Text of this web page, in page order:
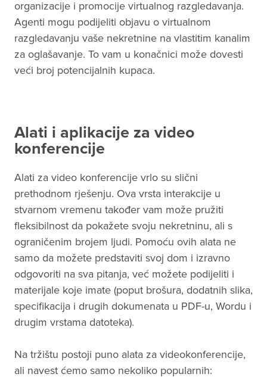
organizacije i promocije virtualnog razgledavanja.
Agenti mogu podijeliti objavu o virtualnom
razgledavanju vaše nekretnine na vlastitim kanalim
za oglašavanje. To vam u konačnici može dovesti
veći broj potencijalnih kupaca.
Alati i aplikacije za video
konferencije
Alati za video konferencije vrlo su slični
prethodnom rješenju. Ova vrsta interakcije u
stvarnom vremenu također vam može pružiti
fleksibilnost da pokažete svoju nekretninu, ali s
ograničenim brojem ljudi. Pomoću ovih alata ne
samo da možete predstaviti svoj dom i izravno
odgovoriti na sva pitanja, već možete podijeliti i
materijale koje imate (poput brošura, dodatnih slika,
specifikacija i drugih dokumenata u PDF-u, Wordu i
drugim vrstama datoteka).
Na tržištu postoji puno alata za videokonferencije,
ali navest ćemo samo nekoliko popularnih: